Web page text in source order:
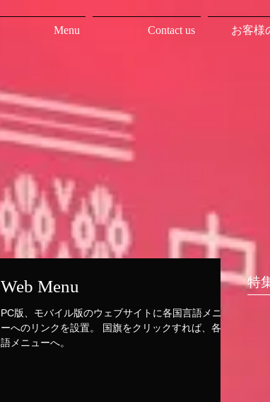
Menu Contact us お客様
Web Menu
PC版、モバイル版のウェブサイトに各国言語メニュ
ーへのリンクを設置。 国旗をクリックすれば、各言
語メニューへ。
特